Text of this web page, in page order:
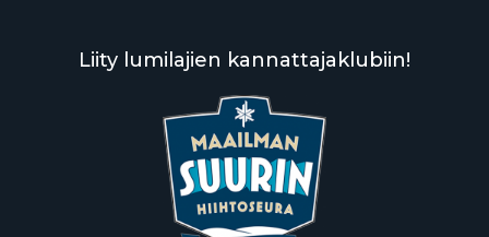
Liity lumilajien kannattajaklubiin!